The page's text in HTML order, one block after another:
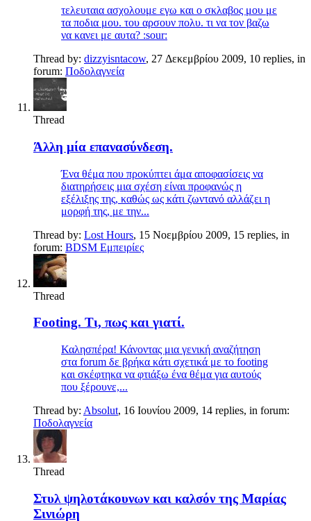
τελευταια ασχολουμε εγω και ο σκλαβος μου με
τα ποδια μου. του αρσουν πολυ. τι να τον βαζω
να κανει με αυτα? :sour:
Thread by: dizzyisntacow, 27 Δεκεμβρίου 2009, 10 replies, in
forum: Ποδολαγνεία
Thread
Άλλη μία επανασύνδεση.
Ένα θέμα που προκύπτει άμα αποφασίσεις να
διατηρήσεις μια σχέση είναι προφανώς η
εξέλιξης της, καθώς ως κάτι ζωντανό αλλάζει η
μορφή της, με την...
Thread by: Lost Hours, 15 Νοεμβρίου 2009, 15 replies, in
forum: BDSM Εμπειρίες
Thread
Footing. Τι, πως και γιατί.
Καλησπέρα! Κάνοντας μια γενική αναζήτηση
στα forum δε βρήκα κάτι σχετικά με το footing
και σκέφτηκα να φτιάξω ένα θέμα για αυτούς
που ξέρουνε,...
Thread by: Absolut, 16 Ιουνίου 2009, 14 replies, in forum:
Ποδολαγνεία
Thread
Στυλ ψηλοτάκουνων και καλσόν της Μαρίας
Σινιώρη